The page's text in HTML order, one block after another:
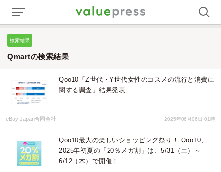
検索結果
Qmartの検索結果
Qoo10「Z世代・Y世代女性のコスメの流行と消費に
関する調査」結果発表
eBay Japan合同会社 2025年06月06日 01時
Qoo10最大の楽しいショッピング祭り！ Qoo10、
2025年初夏の「20％メガ割」は、5/31（土）～
6/12（木）で開催！